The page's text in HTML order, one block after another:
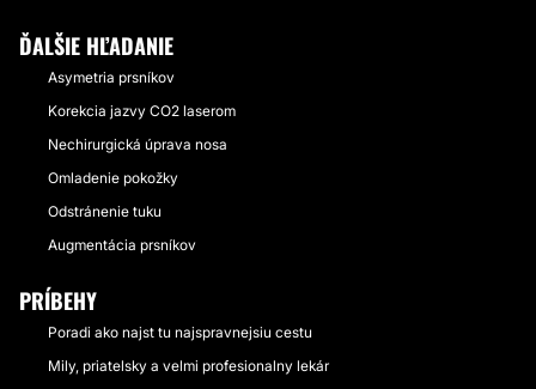
ĎALŠIE HĽADANIE
Asymetria prsníkov
Korekcia jazvy CO2 laserom
Nechirurgická úprava nosa
Omladenie pokožky
Odstránenie tuku
Augmentácia prsníkov
PRÍBEHY
Poradi ako najst tu najspravnejsiu cestu
Mily, priatelsky a velmi profesionalny lekár